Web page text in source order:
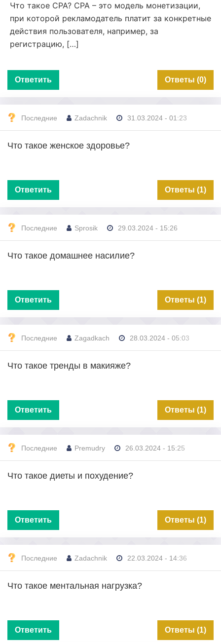
Что такое СРА? СРА – это модель монетизации,
при которой рекламодатель платит за конкретные
действия пользователя, например, за
регистрацию, […]
Ответить Ответы (0)
Последние Zadachnik 31.03.2024 - 01:23
Что такое женское здоровье?
Ответить Ответы (1)
Последние Sprosik 29.03.2024 - 15:26
Что такое домашнее насилие?
Ответить Ответы (1)
Последние Zagadkach 28.03.2024 - 05:03
Что такое тренды в макияже?
Ответить Ответы (1)
Последние Premudry 26.03.2024 - 15:25
Что такое диеты и похудение?
Ответить Ответы (1)
Последние Zadachnik 22.03.2024 - 14:36
Что такое ментальная нагрузка?
Ответить Ответы (1)